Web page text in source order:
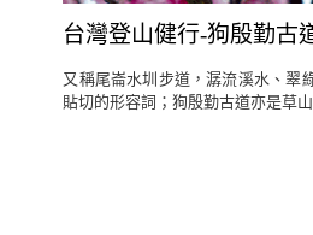
台灣登山健行-狗殷勤古
又稱尾崙水圳步道，潺流溪水、翠
貼切的形容詞；狗殷勤古道亦是草